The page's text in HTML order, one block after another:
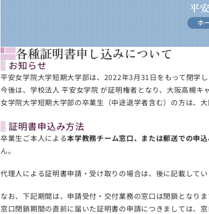
平
ホ
各種証明書申し込みについて
お知らせ
平安女学院大学短期大学部は、2022年3月31日をもって閉学し
今後は、学校法人 平安女学院 が証明権者となり、大阪高槻
女学院大学短期大学部の卒業生（中途退学者含む）の方は、
証明書申込み方法
卒業生ご本人による本学教務チーム窓口、または郵送での申
ん。
代理人による証明書申請・受け取りの場合は、後に記載してい
なお、下記期間は、申請受付・交付業務の窓口は閉鎖となりま
窓口閉鎖期間の直前に届いた証明書の申請につきましては、